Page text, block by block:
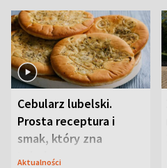
Cebularz lubelski.
Prosta receptura i
smak, który zna
Lubelszczyzna
Aktualności